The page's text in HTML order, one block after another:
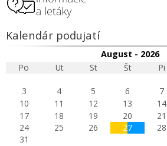
Kalendár podujatí
August - 2026
Po
Ut St Št Pi
3
4 5 6 7
10
11 12 13 14
17
18 19 20 21
24
25 26 27 28
31